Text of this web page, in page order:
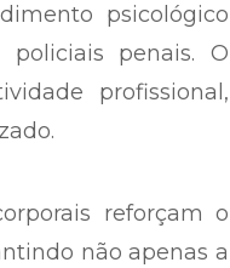
psicológico
policiais penais. O
profissional,
reforçam o
não apenas a